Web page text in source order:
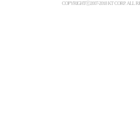
COPYRIGHTⓒ2007-2018 KT CORP. ALL